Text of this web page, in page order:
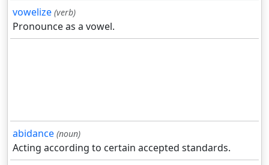
vowelize (verb)
Pronounce as a vowel.
abidance (noun)
Acting according to certain accepted standards.